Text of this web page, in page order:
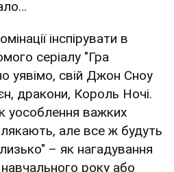
інспірувати в
серіалу "Гра
уявімо, свій Джон Сноу
дракони, Король Ночі.
уособлення важких
лякають, але все ж будуть
– як нагадування
року або